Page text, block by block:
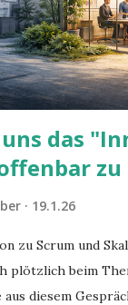
das
19.1.26
zu Scrum und
plötzlich beim
diesem